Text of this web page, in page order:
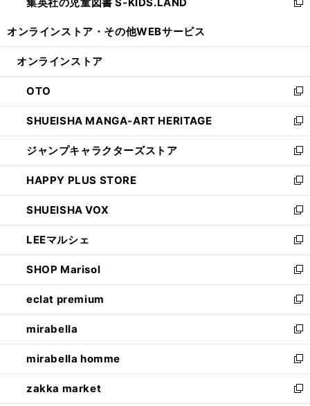
で
ド
開
い
ン
ウ
で
開
く
新
ウ
ン
ド
ウ
で
開
く
オンラインストア・ その他WEBサービス
オンラインストア
OTO
新
し
い
ウ
ィ
ン
ド
ウ
で
開
く
SHUEISHA MANGA-ART HERITAGE
新
し
い
ウ
ィ
ン
ド
ウ
で
開
く
ジャンプキャラクターズストア
新
し
い
ウ
ィ
ン
ド
ウ
で
開
く
HAPPY PLUS STORE
新
し
い
ウ
ィ
ン
ド
ウ
で
開
く
SHUEISHA VOX
新
し
い
ウ
ィ
ン
ド
ウ
で
開
く
LEEマルシェ
新
し
い
ウ
ィ
ン
ド
ウ
で
開
く
SHOP Marisol
新
し
い
ウ
ィ
ン
ド
ウ
で
開
eclat premium
新
し
い
ウ
ィ
ン
ド
mirabella
新
し
い
ウ
ィ
mirabella homme
新
し
い
zakka market
新